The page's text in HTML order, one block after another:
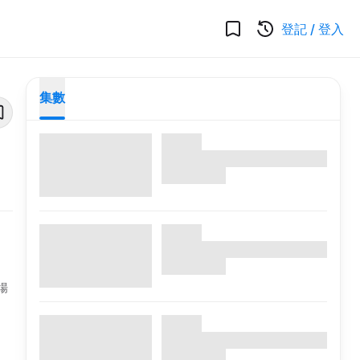
登記 / 登入
集數